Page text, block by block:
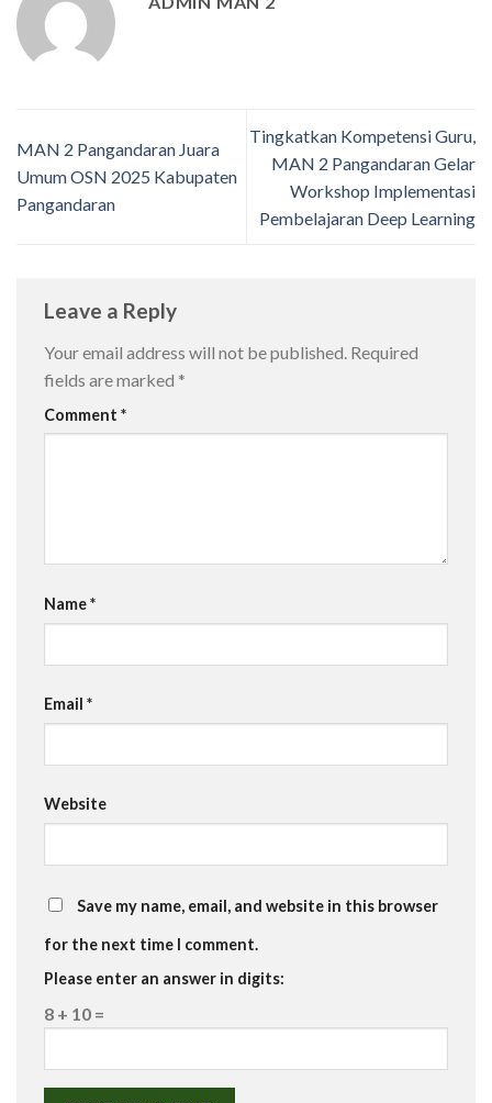
MAN 2 Pangandaran Juara
Umum OSN 2025 Kabupaten
Pangandaran
Tingkatkan Kompetensi Guru,
MAN 2 Pangandaran Gelar
Workshop Implementasi
Pembelajaran Deep Learning
Leave a Reply
Your email address will not be published. Required
fields are marked *
Comment *
Name*
Email *
Website
Save my name, email, and website in this browser
for the next time I comment.
Please enter an answer in digits:
8 + 10 =